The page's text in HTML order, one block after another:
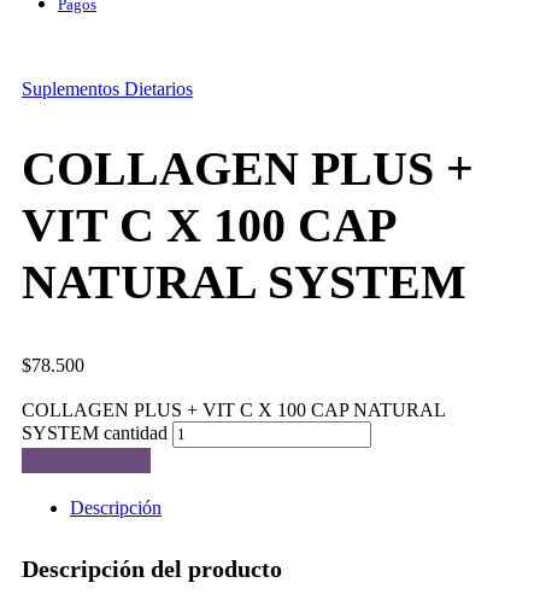
Pagos
Suplementos Dietarios
COLLAGEN PLUS +
VIT C X 100 CAP
NATURAL SYSTEM
$78.500
COLLAGEN PLUS + VIT C X 100 CAP NATURAL
SYSTEM cantidad
Descripción
Descripción del producto